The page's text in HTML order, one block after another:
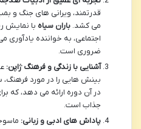
قدرتمند، ویرانی های جنگ و
می کشد. باران سیاه با نمایش
اجتماعی، به خواننده یادآوری
ضروری است.
آشنایی با زندگی و فرهنگ ژاپن:
بینش هایی را در مورد فرهنگ،
در آن دوره ارائه می دهد، که
جذاب است.
پاداش های ادبی و زبانی: